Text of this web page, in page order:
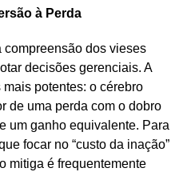
à Perda
compreensão dos vieses
decisões gerenciais. A
potentes: o cérebro
de uma perda com o dobro
um ganho equivalente. Para
focar no “custo da inação”
mitiga é frequentemente